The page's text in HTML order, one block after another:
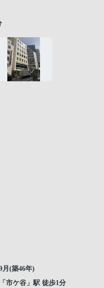
月(築46年)
「 市ケ谷 」駅 徒歩1分